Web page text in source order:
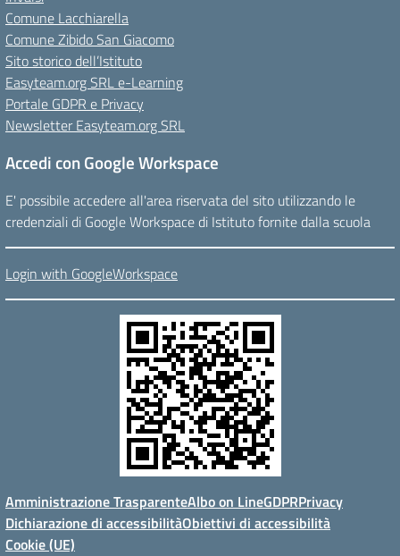
Comune Lacchiarella
Comune Zibido San Giacomo
Sito storico dell’Istituto
Easyteam.org SRL e-Learning
Portale GDPR e Privacy
Newsletter Easyteam.org SRL
Accedi con Google Workspace
E' possibile accedere all'area riservata del sito utilizzando le
credenziali di Google Workspace di Istituto fornite dalla scuola
Login with GoogleWorkspace
Amministrazione TrasparenteAlbo on LineGDPRPrivacy
Dichiarazione di accessibilitàObiettivi di accessibilità
Cookie (UE)